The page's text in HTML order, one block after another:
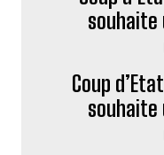
Coup
souhaite